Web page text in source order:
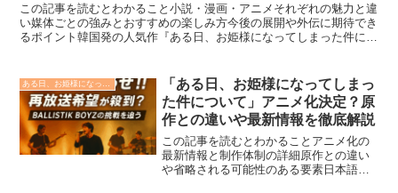
この記事を読むとわかること小説・漫画・アニメそれぞれの魅力と違
い媒体ごとの強みとおすすめの楽しみ方今後の展開や外伝に期待でき
るポイント韓国発の人気作『ある日、お姫様になってしまった件につ
「ある日、お姫様になってしまっ
た件について」アニメ化決定？原
作との違いや最新情報を徹底解説
この記事を読むとわかることアニメ化の
最新情報と制作体制の詳細原作との違い
や省略される可能性のある要素日本語吹